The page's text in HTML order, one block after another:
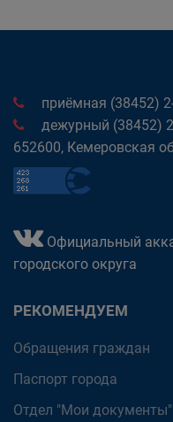
приёмная (38452)
дежурный (38452)
652600, Кемеровская
Официальный
городского округа
РЕКОМЕНДУЕМ
Обращения граждан
Паспорт города
Отдел "Мои